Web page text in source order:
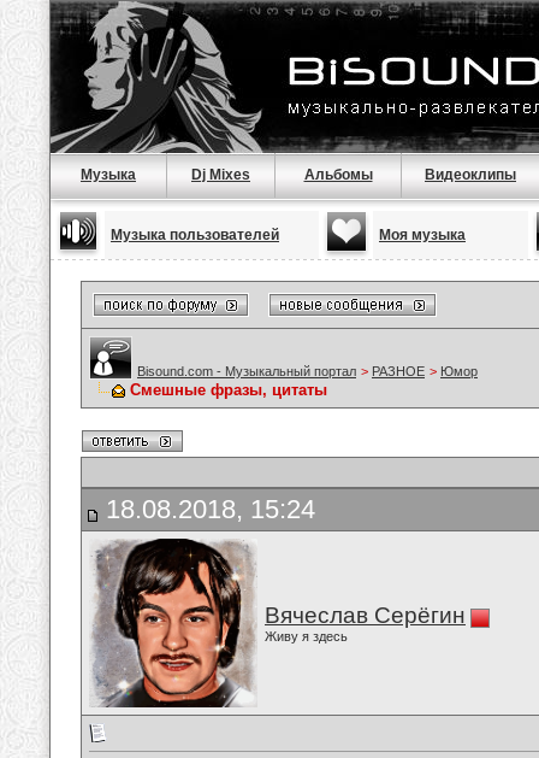
Музыка Dj Mixes Альбомы Видеоклипы
Музыка пользователей Моя музыка
Bisound.com - Музыкальный портал > РАЗНОЕ > Юмор
Смешные фразы, цитаты
18.08.2018, 15:24
Вячеслав Серёгин
Живу я здесь